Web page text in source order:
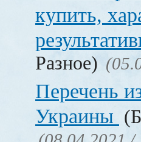
купить,
Разное)
Перечень
Украины